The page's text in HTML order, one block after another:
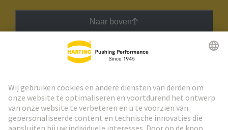
Naar boven
Ga naar registratie